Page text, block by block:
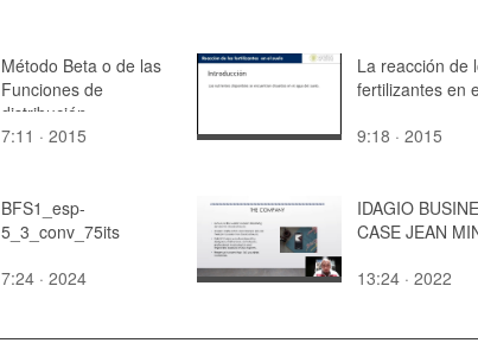
Método Beta o de las
Funciones de
distribución
7:11 · 2015
La reacción de
fertilizantes en
9:18 · 2015
BFS1_esp-
5_3_conv_75its
7:24 · 2024
IDAGIO
CASE JEAN
13:24 · 2022